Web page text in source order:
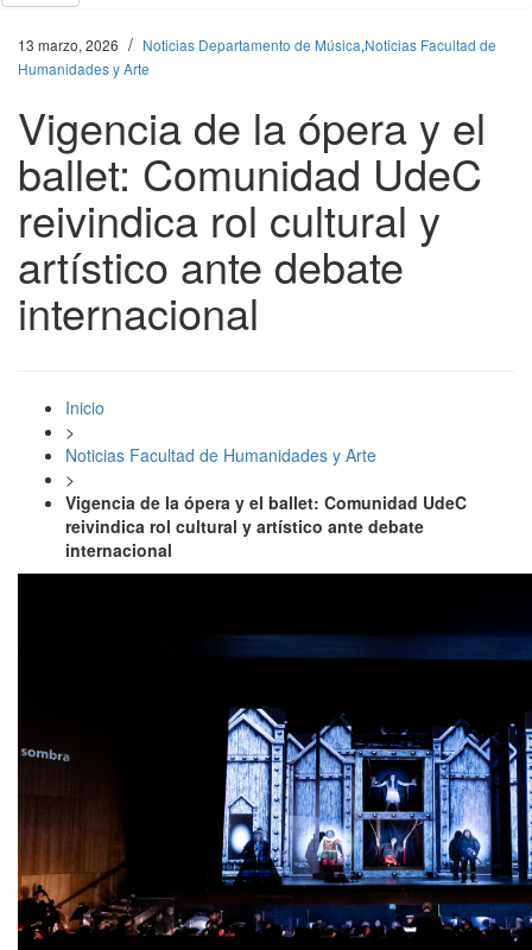
13 marzo, 2026 / Noticias Departamento de Música,Noticias Facultad de
Humanidades y Arte
Vigencia de la ópera y el
ballet: Comunidad UdeC
reivindica rol cultural y
artístico ante debate
internacional
Inicio
>
Noticias Facultad de Humanidades y Arte
>
Vigencia de la ópera y el ballet: Comunidad UdeC
reivindica rol cultural y artístico ante debate
internacional